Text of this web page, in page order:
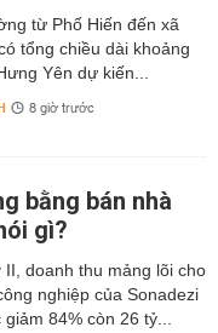
từ Phố Hiến đến xã
tổng chiều dài khoảng
Yên dự kiến...
8 giờ trước
bằng bán nhà
gì?
II, doanh thu mảng lõi cho
nghiệp của Sonadezi
84% còn 26 tỷ...